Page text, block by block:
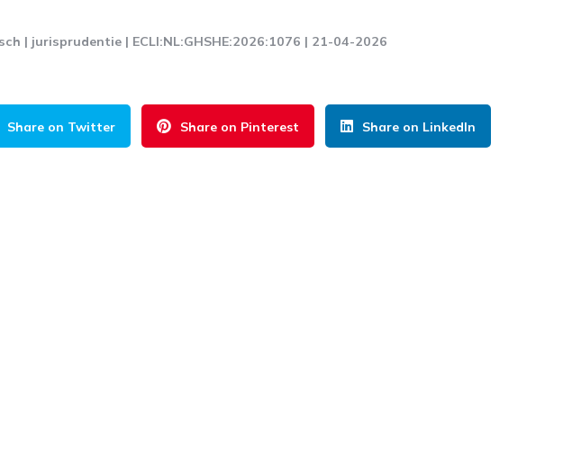
| jurisprudentie | ECLI:NL:GHSHE:2026:1076 | 21-04-2026
Share on Twitter Share on Pinterest Share on LinkedIn